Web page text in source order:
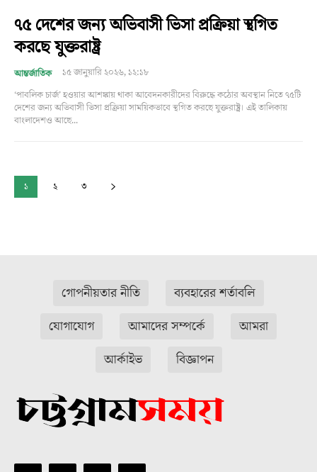
৭৫ দেশের জন্য অভিবাসী ভিসা প্রক্রিয়া স্থগিত
করছে যুক্তরাষ্ট্র
আন্তর্জাতিক
১৫ জানুয়ারি ২০২৬, ১২:১৮
‘পাবলিক চার্জ’ হওয়ার আশঙ্কায় থাকা আবেদনকারীদের বিরুদ্ধে কঠোর অবস্থান নিতে ৭৫টি
দেশের জন্য অভিবাসী ভিসা প্রক্রিয়া সাময়িকভাবে স্থগিত করছে যুক্তরাষ্ট্র। এই তালিকায়
বাংলাদেশও আছে...
১ ২ ৩
গোপনীয়তার নীতি
ব্যবহারের শর্তাবলি
যোগাযোগ
আমাদের সম্পর্কে
আমরা
আর্কাইভ
বিজ্ঞাপন